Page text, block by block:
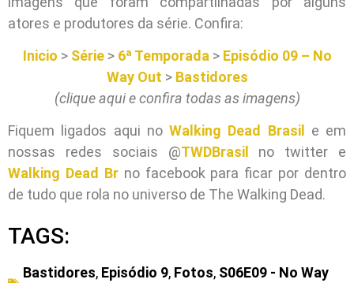
atores e produtores da série. Confira:
Inicio > Série> 6ª Temporada > Episódio 09 – No
Way Out > Bastidores
(clique aqui e confira todas as imagens)
Fiquem ligados aqui no Walking Dead Brasil
e em
nossas redes sociais @TWDBrasil
no twitter e
Walking Dead Brno facebook para ficar por dentro
de tudo que rola no universo de The Walking Dead.
TAGS:
Bastidores, Episódio 9, Fotos, S06E09 - No Way